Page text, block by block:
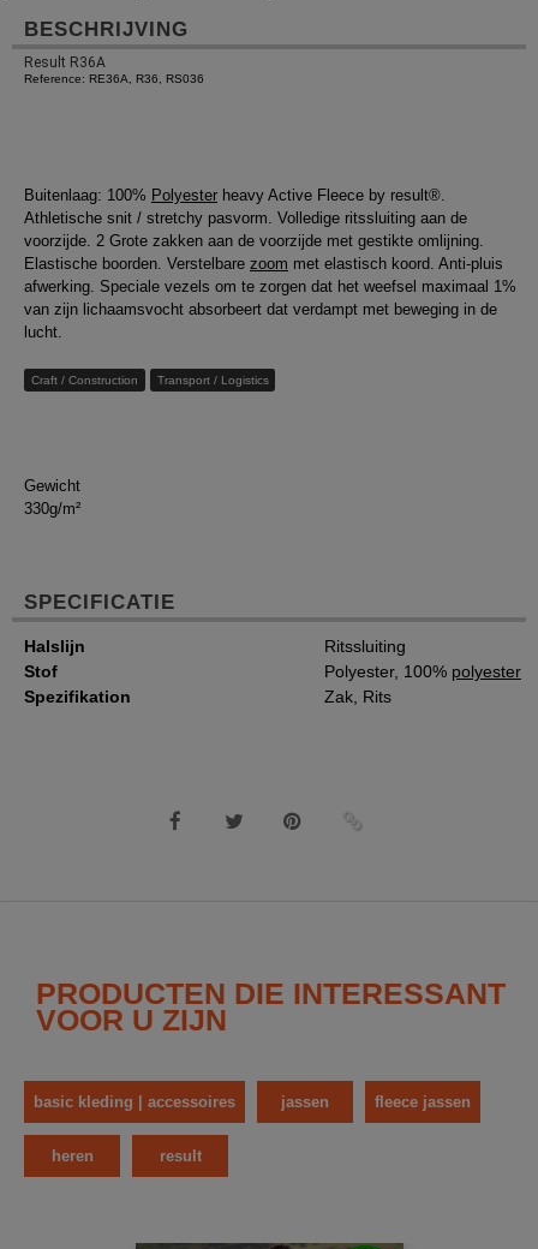
BESCHRIJVING
Result R36A
Reference: RE36A, R36, RS036
Buitenlaag: 100% Polyester heavy Active Fleece by result®.
Athletische snit / stretchy pasvorm. Volledige ritssluiting aan de
voorzijde. 2 Grote zakken aan de voorzijde met gestikte omlijning.
Elastische boorden. Verstelbare zoom met elastisch koord. Anti-pluis
afwerking. Speciale vezels om te zorgen dat het weefsel maximaal 1%
van zijn lichaamsvocht absorbeert dat verdampt met beweging in de
lucht.
Craft / Construction Transport / Logistics
Gewicht
330g/m²
SPECIFICATIE
Halslijn
Ritssluiting
Stof
Polyester, 100% polyester
Spezifikation
Zak, Rits
PRODUCTEN DIE INTERESSANT
VOOR U ZIJN
basic kleding | accessoires jassen fleece jassen
heren result